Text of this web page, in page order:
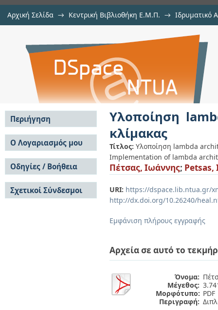
Αρχική Σελίδα → Κεντρική Βιβλιοθήκη Ε.Μ.Π. → Ιδρυματικό
Υλοποίηση lambda architecture
Υλοποίηση
κλίμακας
Τίτλος: Υλοποίηση lambda
Implementation of lambda
Πέτσας, Ιωάννης; Petsas,
URI: https://dspace.lib.ntua.gr/
http://dx.doi.org/10.26240/
Εμφάνιση πλήρους εγγραφής
Αρχεία σε αυτό το
Όνομα:
Μέγεθος:
Μορφότυπο: PDF
Περιγραφή:
Περιήγηση
Σε όλο το DSpace
Κοινότητες & Συλλογές
Ανά Ημερομηνία
Έκδοσης
Συγγραφείς
Τίτλοι
Θέματα
Ο Λογαριασμός μου
Σύνδεση
Εγγραφή
Οδηγίες / Βοήθεια
Οδηγίες Υποβολής
Οδηγίες Χρήσης ΙΑ
Συχνές Ερωτήσεις
Σχετικοί Σύνδεσμοι